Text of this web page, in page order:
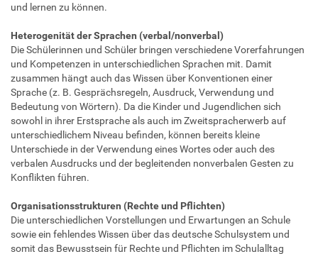
und lernen zu können.
Heterogenität der Sprachen (verbal/nonverbal)
Die Schülerinnen und Schüler bringen verschiedene Vorerfahrungen
und Kompetenzen in unterschiedlichen Sprachen mit. Damit
zusammen hängt auch das Wissen über Konventionen einer
Sprache (z. B. Gesprächsregeln, Ausdruck, Verwendung und
Bedeutung von Wörtern). Da die Kinder und Jugendlichen sich
sowohl in ihrer Erstsprache als auch im Zweitspracherwerb auf
unterschiedlichem Niveau befinden, können bereits kleine
Unterschiede in der Verwendung eines Wortes oder auch des
verbalen Ausdrucks und der begleitenden nonverbalen Gesten zu
Konflikten führen.
Organisationsstrukturen (Rechte und Pflichten)
Die unterschiedlichen Vorstellungen und Erwartungen an Schule
sowie ein fehlendes Wissen über das deutsche Schulsystem und
somit das Bewusstsein für Rechte und Pflichten im Schulalltag